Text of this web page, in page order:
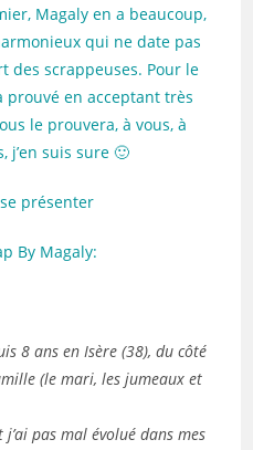
Magaly en a beaucoup,
qui ne date pas
des scrappeuses. Pour le
prouvé en acceptant très
le prouvera, à vous, à
j’en suis sure 🙂
présenter
By Magaly:
8 ans en Isère (38), du côté
(le mari, les jumeaux et
pas mal évolué dans mes